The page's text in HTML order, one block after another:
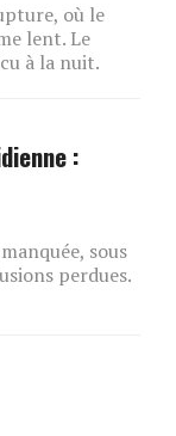
où le
lent. Le
à la nuit.
:
sous
perdues.